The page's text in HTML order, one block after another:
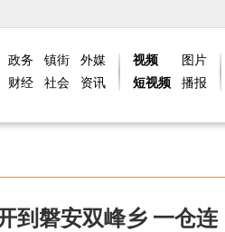
政务
财经
镇街
社会
外媒
资讯
视频
短视频
图片
播报
到磐安双峰乡 一仓连